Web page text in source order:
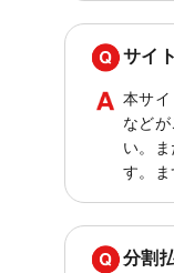
サイ
本サ
など
い。
す。ま
分割